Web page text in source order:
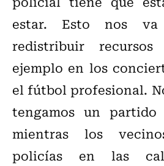
estar. Esto nos
redistribuir
ejemplo en los
el fútbol profesional.
tengamos un partido
mientras los
policías en las